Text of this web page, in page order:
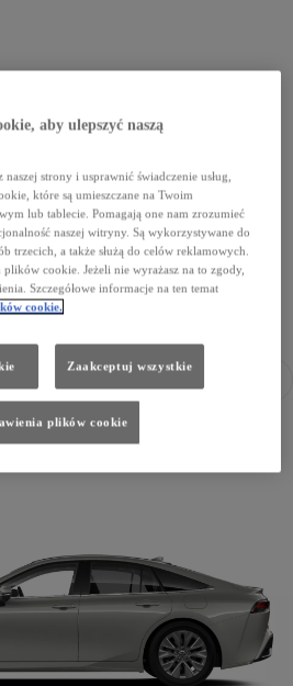
Blue
aby ulepszyć naszą
strony i usprawnić świadczenie usług,
które są umieszczane na Twoim
lub tablecie. Pomagają one nam zrozumieć
naszej witryny. Są wykorzystywane do
trzecich, a także służą do celów reklamowych.
cookie. Jeżeli nie wyrażasz na to zgody,
Szczegółowe informacje na ten temat
cookie.
Zaakceptuj wszystkie
plików cookie